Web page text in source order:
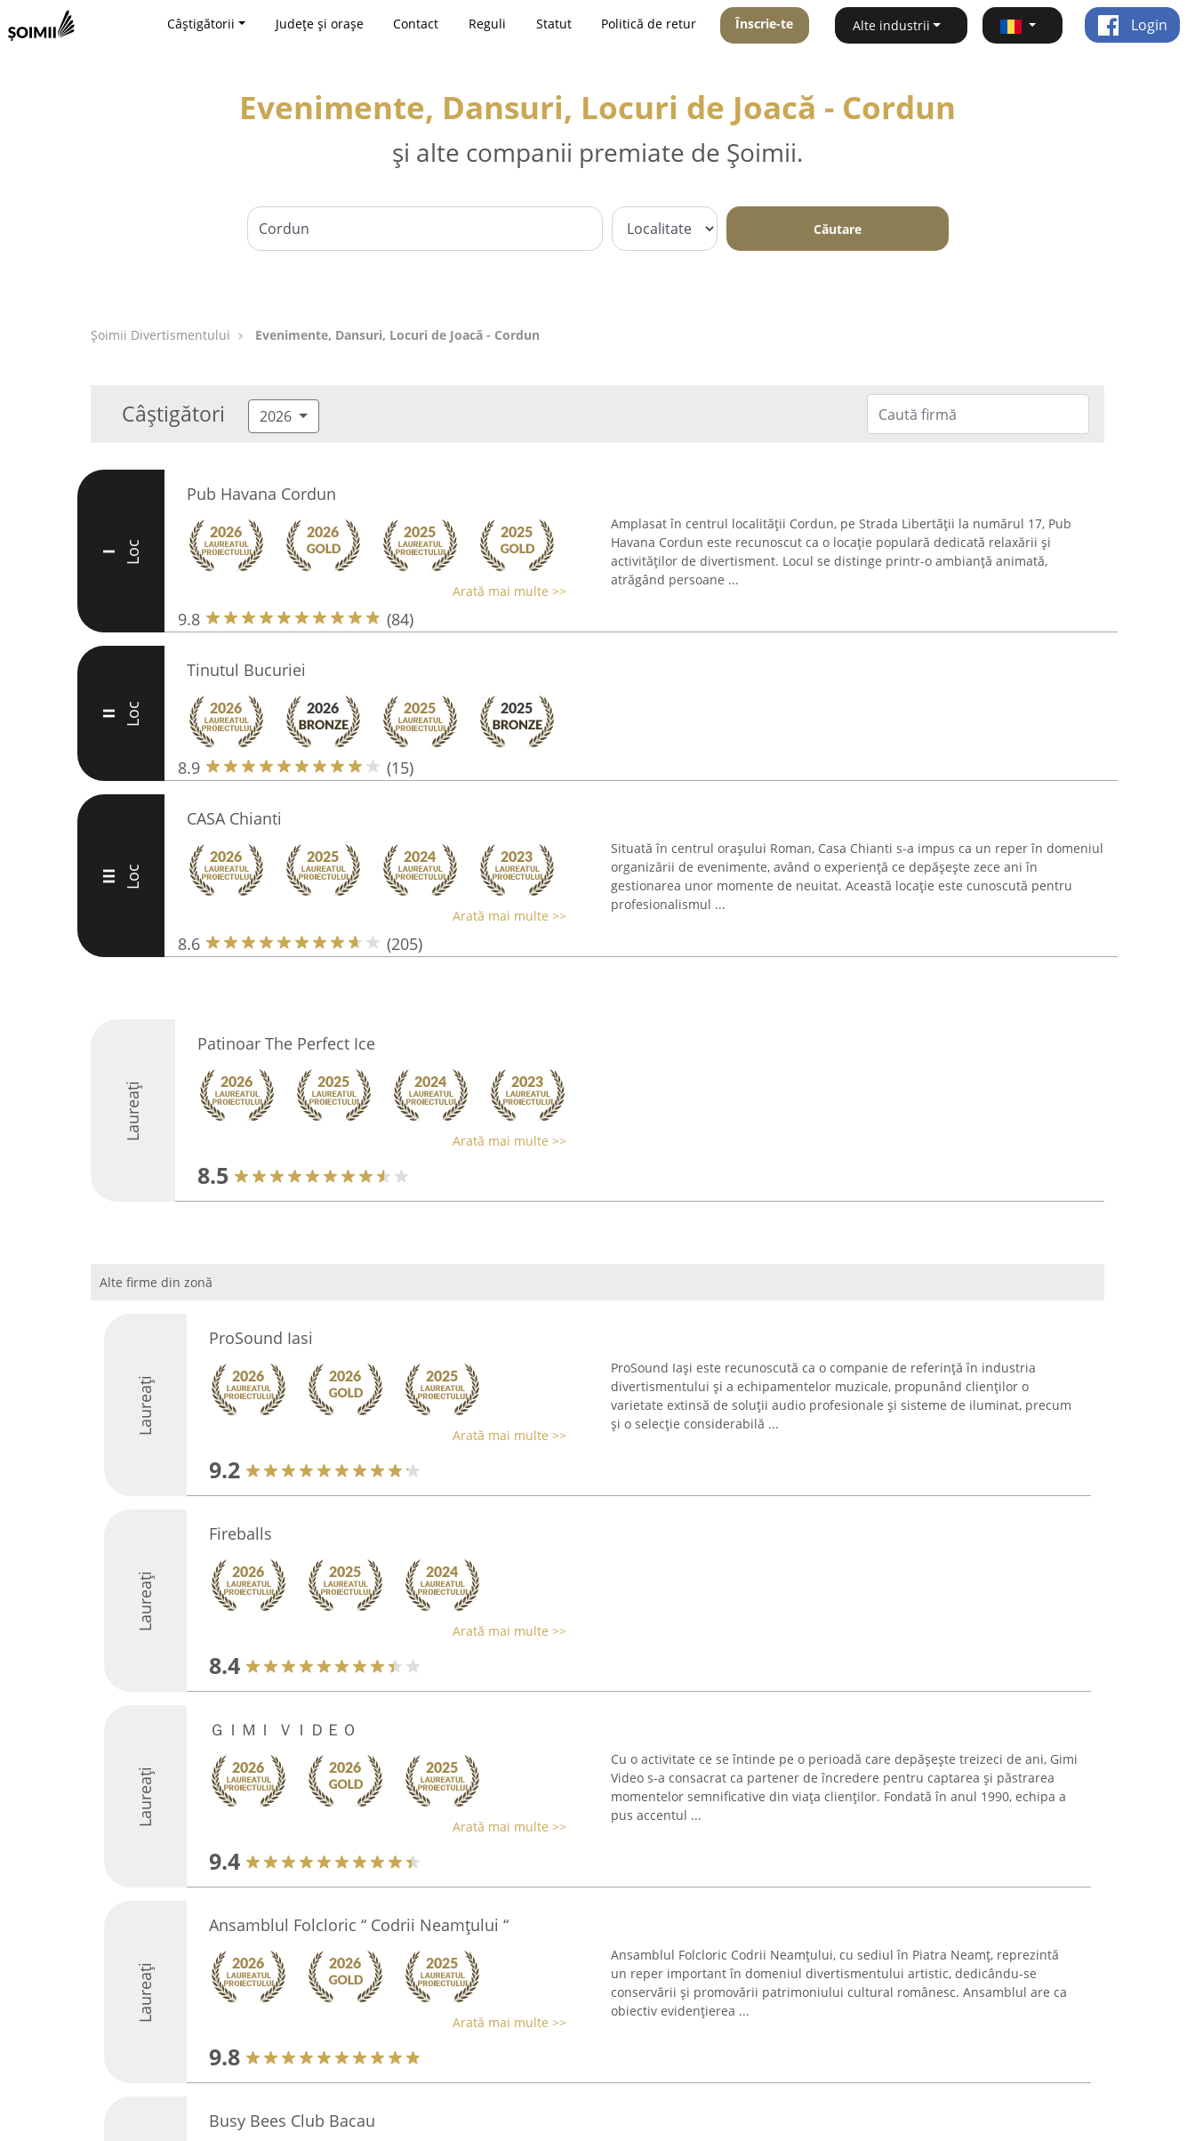
Câștigătorii Județe și orașe Contact Reguli Statut Politică de retur Înscrie-te Alte industrii Login
Evenimente, Dansuri, Locuri de Joacă - Cordun
și alte companii premiate de Șoimii.
Căutare
Şoimii Divertismentului Evenimente, Dansuri, Locuri de Joacă - Cordun
Câștigători 2026
I Loc
Pub Havana Cordun
Arată mai multe >>
9.8 (84)
Amplasat în centrul localității Cordun, pe Strada Libertății la numărul 17, Pub
Havana Cordun este recunoscut ca o locație populară dedicată relaxării și
activităților de divertisment. Locul se distinge printr-o ambianță animată,
atrăgând persoane ...
II Loc
Tinutul Bucuriei
8.9 (15)
III Loc
CASA Chianti
Arată mai multe >>
8.6 (205)
Situată în centrul orașului Roman, Casa Chianti s-a impus ca un reper în domeniul
organizării de evenimente, având o experiență ce depășește zece ani în
gestionarea unor momente de neuitat. Această locație este cunoscută pentru
profesionalismul ...
Laureați
Patinoar The Perfect Ice
Arată mai multe >>
8.5
Alte firme din zonă
Laureați
ProSound Iasi
Arată mai multe >>
9.2
ProSound Iași este recunoscută ca o companie de referință în industria
divertismentului și a echipamentelor muzicale, propunând clienților o
varietate extinsă de soluții audio profesionale și sisteme de iluminat, precum
și o selecție considerabilă ...
Laureați
Fireballs
Arată mai multe >>
8.4
Laureați
ＧＩＭＩ ＶＩＤＥＯ
Arată mai multe >>
9.4
Cu o activitate ce se întinde pe o perioadă care depășește treizeci de ani, Gimi
Video s-a consacrat ca partener de încredere pentru captarea și păstrarea
momentelor semnificative din viața clienților. Fondată în anul 1990, echipa a
pus accentul ...
Laureați
Ansamblul Folcloric “ Codrii Neamţului “
Arată mai multe >>
9.8
Ansamblul Folcloric Codrii Neamțului, cu sediul în Piatra Neamț, reprezintă
un reper important în domeniul divertismentului artistic, dedicându-se
conservării și promovării patrimoniului cultural românesc. Ansamblul are ca
obiectiv evidențierea ...
Busy Bees Club Bacau